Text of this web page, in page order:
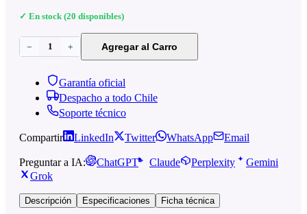
✓ En stock (20 disponibles)
− 1 + Agregar al Carro
Garantía oficial
Despacho a todo Chile
Soporte técnico
Compartir LinkedIn Twitter WhatsApp Email
Preguntar a IA: ChatGPT Claude Perplexity
Gemini
Grok
Descripción Especificaciones Ficha técnica